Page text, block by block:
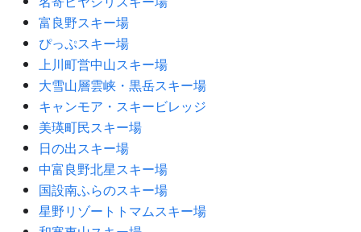
富良野スキー場
ぴっぷスキー場
上川町営中山スキー場
大雪山層雲峡・黒岳スキー場
キャンモア・スキービレッジ
美瑛町民スキー場
日の出スキー場
中富良野北星スキー場
国設南ふらのスキー場
星野リゾートトマムスキー場